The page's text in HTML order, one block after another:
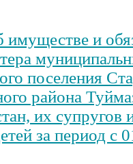
и
поселения
района
их супругов
за период с